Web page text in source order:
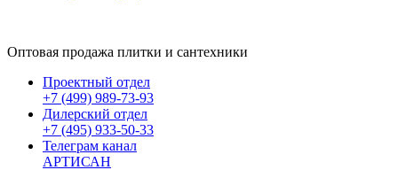
Оптовая продажа плитки и сантехники
Проектный отдел
+7 (499) 989-73-93
Дилерский отдел
+7 (495) 933-50-33
Телеграм канал
АРТИСАН